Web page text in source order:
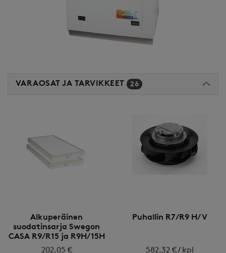
VARAOSAT JA TARVIKKEET 26
Alkuperäinen
suodatinsarja Swegon
CASA R9/R15 ja R9H/15H
202,05 €
Puhallin R7/R9 H/V
582,32 € / kpl